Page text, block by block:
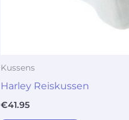
Kussens
Harley Reiskussen
€41.95